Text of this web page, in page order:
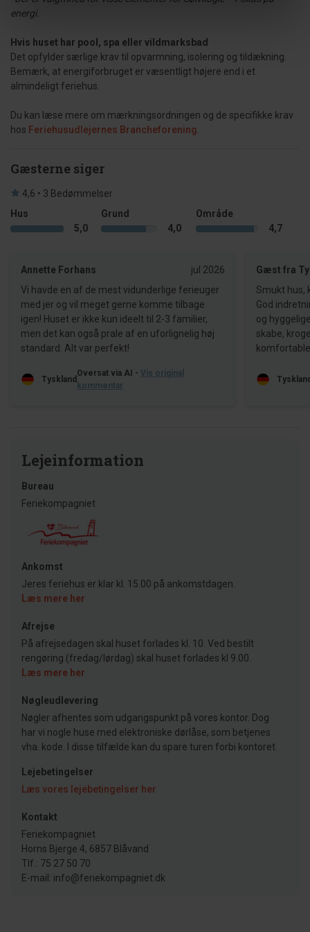
energi.
Hvis huset har pool, spa eller vildmarksbad
Det opfylder særlige krav til opvarmning, isolering og tildækning.
Bemærk, at energiforbruget er væsentligt højere end i et
almindeligt feriehus.
Du kan læse mere om mærkningsordningen og de specifikke krav
hos Feriehusudlejernes Brancheforening
Gæsterne siger
4,6 • 3 Bedømmelser
Hus
5,0
Grund
4,0
Område
4,7
Annette Forhans
jul 2026
Vi havde en af de mest vidunderlige ferieuger
med jer og vil meget gerne komme tilbage
igen! Huset er ikke kun ideelt til 2-3 familier,
men det kan også prale af en uforlignelig høj
standard. Alt var perfekt!
Tyskland
Oversat via AI - Vis original
kommentar
Gæst fra
Smukt hus,
God
og
skabe,
Lejeinformation
Bureau
Feriekompagniet
Ankomst
Jeres feriehus er klar kl. 15.00 på ankomstdagen.
Læs mere her
Afrejse
På afrejsedagen skal huset forlades kl. 10. Ved bestilt
rengøring (fredag/lørdag) skal huset forlades kl 9.00.
Læs mere her
Nøgleudlevering
Nøgler afhentes som udgangspunkt på vores kontor. Dog
har vi nogle huse med elektroniske dørlåse, som betjenes
vha. kode. I disse tilfælde kan du spare turen forbi kontoret.
Lejebetingelser
Læs vores lejebetingelser her
Kontakt
Feriekompagniet
Horns Bjerge 4, 6857 Blåvand
Tlf.: 75 27 50 70
E-mail: info@feriekompagniet.dk